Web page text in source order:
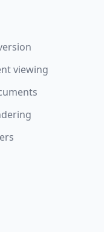
viewing